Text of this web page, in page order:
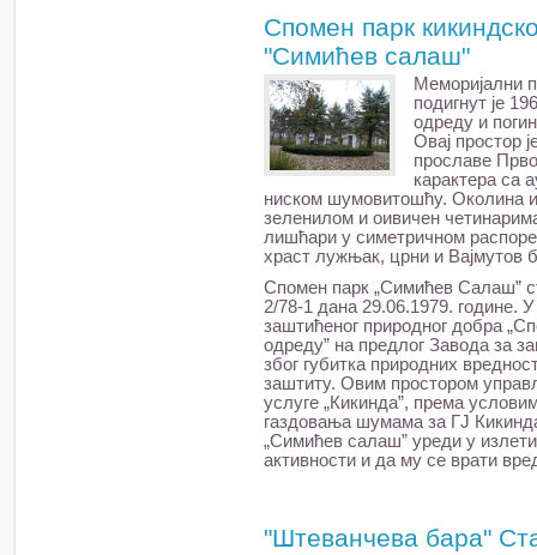
Спомен парк
"Симићев салаш"
Mеморијални
подигнут је
одреду и
Овај простор
прославе
карактера са
ниском шумовитошћу. Oколина
зеленилом и оивичен
лишћари у симетричном
храст лужњак, црни и Вајмутов
Спомен парк „Симићев Салаш”
2/78-1 дана 29.06.1979. године.
заштићеног природног добра
одреду” на предлог Завода за
због губитка природних
заштиту. Овим простором
услуге „Кикинда”, према
газдовања шумама за ГЈ
„Симићев салаш” уреди у
активности и да му се врати
"Штеванчева бара"